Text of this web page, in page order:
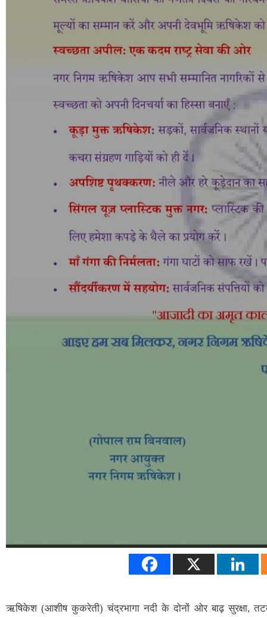
ऋषिकेश (आशीष कुकरेती) चंद्रभागा नदी के दोनों ओर बाढ़ सुरक्षा,